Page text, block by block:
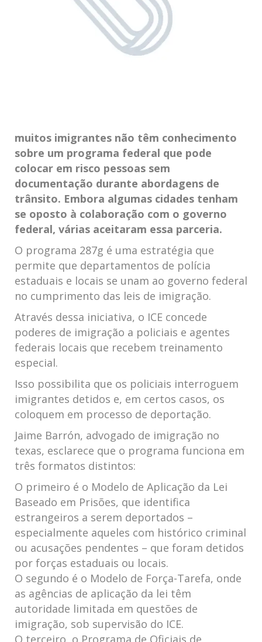
muitos ⁣imigrantes não‌ têm conhecimento
sobre⁣ um programa federal que pode
colocar em risco pessoas ⁣sem⁣
documentação ‍durante abordagens de
trânsito. Embora algumas cidades tenham
se oposto à colaboração com o governo
federal, várias aceitaram essa parceria.
O programa 287g é ⁢uma estratégia ⁤que
permite que departamentos de polícia
estaduais e locais se unam ao governo⁣ federal
no cumprimento das ‍leis de imigração.
Através dessa iniciativa, o ICE concede
poderes de imigração a‍ policiais e agentes
federais⁤ locais que recebem treinamento
especial.
Isso possibilita que os policiais interroguem
imigrantes detidos e, em certos​ casos, os‍
coloquem⁤ em processo ⁢de deportação.
Jaime Barrón, advogado ⁤de imigração no​
texas, esclarece que o programa funciona em‌
três formatos distintos:
O primeiro⁢ é o Modelo ​de Aplicação da Lei
Baseado em Prisões, que identifica
estrangeiros a serem deportados –
especialmente ⁣aqueles com histórico criminal
ou acusações pendentes – que⁣ foram ⁤detidos
por forças estaduais ou locais.
O ⁤segundo⁤ é o Modelo de Força-Tarefa,⁤ onde ​
as agências ‍de aplicação ⁢da lei têm
autoridade​ limitada em questões de
imigração, sob supervisão do ICE.
O terceiro, o Programa de Oficiais de⁢